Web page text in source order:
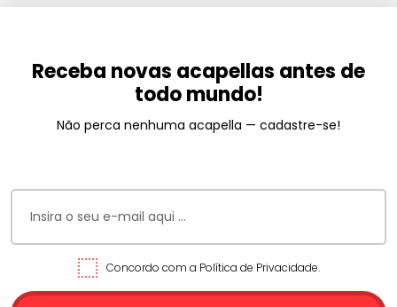
Receba novas acapellas antes de
todo mundo!
Não perca nenhuma acapella — cadastre-se!
Concordo com a Política de Privacidade.